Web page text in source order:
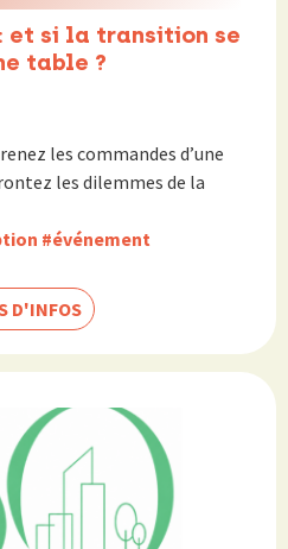
et si la transition se
table ?
les commandes d’une
les dilemmes de la
#événement
D'INFOS